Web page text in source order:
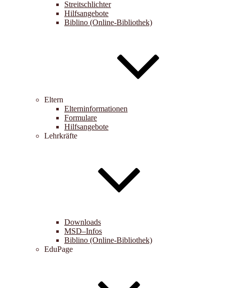
Streitschlichter
Hilfsangebote
Biblino (Online-Bibliothek)
Eltern
Elterninformationen
Formulare
Hilfsangebote
Lehrkräfte
Downloads
MSD–Infos
Biblino (Online-Bibliothek)
EduPage